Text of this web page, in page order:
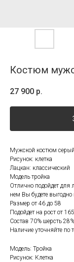
Костюм
27 900 р.
Мужской костюм
Рисунок: клетка
Лацкан: классический
Модель тройка
Отлично подойдет для
нем Вы будете
Размер от 46 до 58
Подойдет на рост от
Состав 70% шерсть
Наличие уточняйте по
Модель: Тройка
Рисунок: Клетка